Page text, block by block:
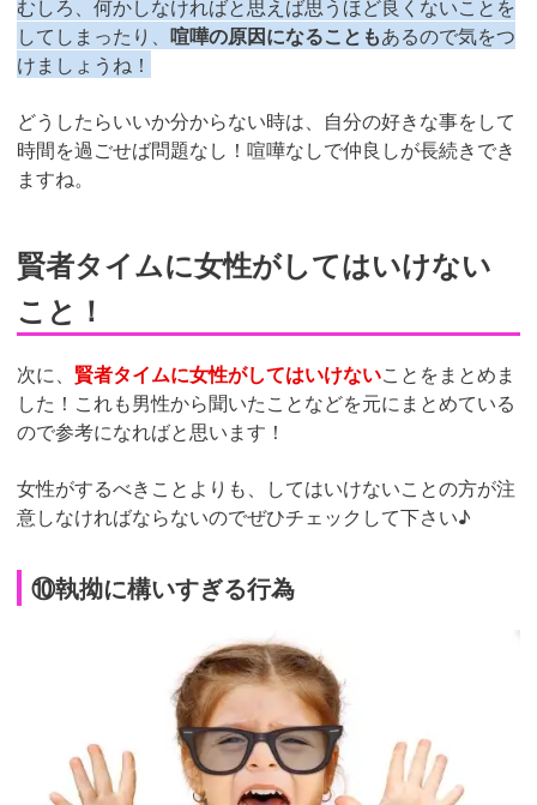
むしろ、何かしなければと思えば思うほど良くないことを
してしまったり、 喧嘩の原因になることもあるので気をつ
けましょうね！
どうしたらいいか分からない時は、自分の好きな事をして
時間を過ごせば問題なし！喧嘩なしで仲良しが長続きでき
ますね。
賢者タイムに女性がしてはいけない
こと！
次に、 賢者タイムに女性がしてはいけないことをまとめま
した！これも男性から聞いたことなどを元にまとめている
ので参考になればと思います！
女性がするべきことよりも、してはいけないことの方が注
意しなければならないのでぜひチェックして下さい♪
⑩執拗に構いすぎる行為